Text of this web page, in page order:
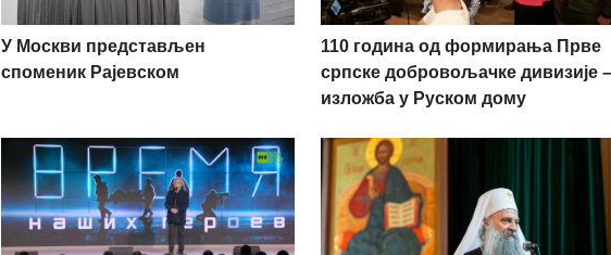
У Москви представљен
споменик Рајевском
110 година од формирања Прве
српске добровољачке дивизије –
изложба у Руском дому